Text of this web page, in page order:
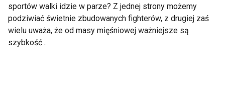
sportów walki idzie w parze? Z jednej strony możemy
podziwiać świetnie zbudowanych fighterów, z drugiej zaś
wielu uważa, że od masy mięśniowej ważniejsze są
szybkość...